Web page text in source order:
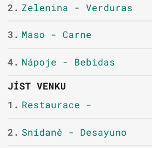
2. Zelenina - Verduras
3. Maso - Carne
4. Nápoje - Bebidas
JÍST VENKU
1. Restaurace -
2. Snídaně - Desayuno